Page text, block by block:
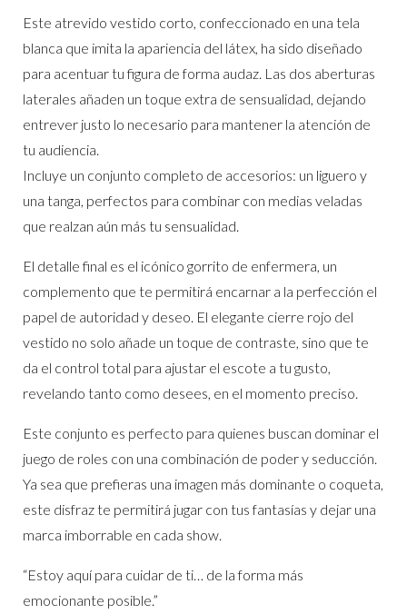
Este atrevido vestido corto, confeccionado en una tela
blanca que imita la apariencia del látex, ha sido diseñado
para acentuar tu figura de forma audaz. Las dos aberturas
laterales añaden un toque extra de sensualidad, dejando
entrever justo lo necesario para mantener la atención de
tu audiencia.
Incluye un conjunto completo de accesorios: un liguero y
una tanga, perfectos para combinar con medias veladas
que realzan aún más tu sensualidad.
El detalle final es el icónico gorrito de enfermera, un
complemento que te permitirá encarnar a la perfección el
papel de autoridad y deseo. El elegante cierre rojo del
vestido no solo añade un toque de contraste, sino que te
da el control total para ajustar el escote a tu gusto,
revelando tanto como desees, en el momento preciso.
Este conjunto es perfecto para quienes buscan dominar el
juego de roles con una combinación de poder y seducción.
Ya sea que prefieras una imagen más dominante o coqueta,
este disfraz te permitirá jugar con tus fantasías y dejar una
marca imborrable en cada show.
“Estoy aquí para cuidar de ti… de la forma más
emocionante posible.”